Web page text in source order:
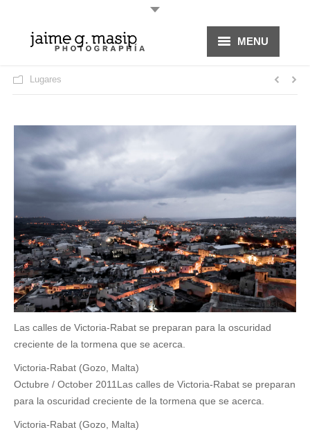
MENU
Lugares
Las calles de Victoria-Rabat se preparan para la oscuridad
creciente de la tormena que se acerca.
Victoria-Rabat (Gozo, Malta)
Octubre / October 2011Las calles de Victoria-Rabat se preparan
para la oscuridad creciente de la tormena que se acerca.
Victoria-Rabat (Gozo, Malta)